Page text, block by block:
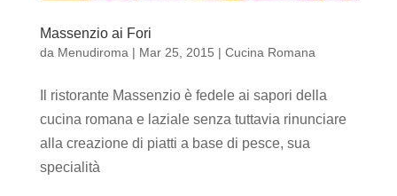
Massenzio ai Fori
da Menudiroma | Mar 25, 2015 | Cucina Romana
Il ristorante Massenzio è fedele ai sapori della
cucina romana e laziale senza tuttavia rinunciare
alla creazione di piatti a base di pesce, sua
specialità